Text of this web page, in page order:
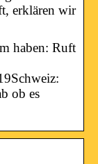
erklären wir
haben: Ruft
ob es